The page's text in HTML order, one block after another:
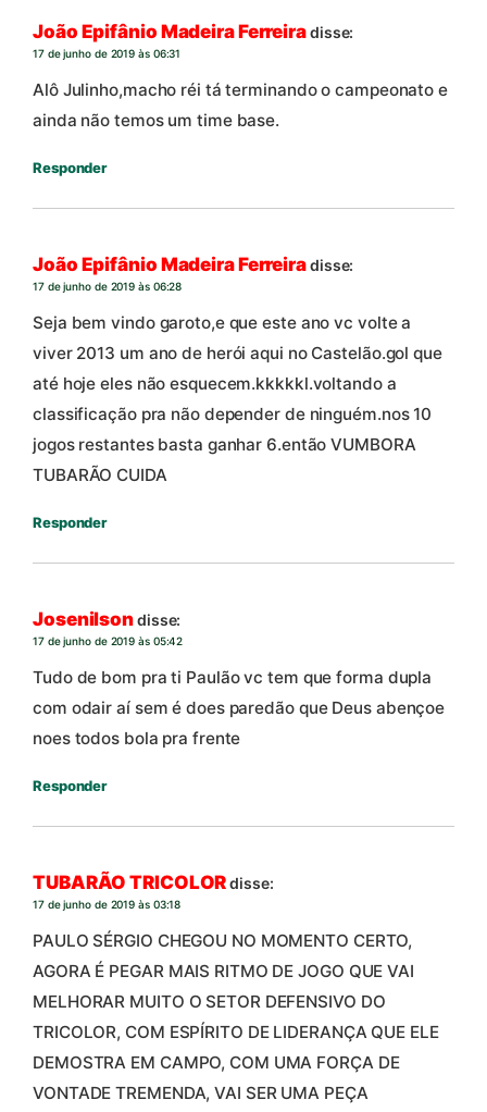
João Epifânio Madeira Ferreiradisse:
17 de junho de 2019 às 06:31
Alô Julinho,macho réi tá terminando o campeonato e
ainda não temos um time base.
Responder
João Epifânio Madeira Ferreiradisse:
17 de junho de 2019 às 06:28
Seja bem vindo garoto,e que este ano vc volte a
viver 2013 um ano de herói aqui no Castelão.gol que
até hoje eles não esquecem.kkkkkl.voltando a
classificação pra não depender de ninguém.nos 10
jogos restantes basta ganhar 6.então VUMBORA
TUBARÃO CUIDA
Responder
Josenilsondisse:
17 de junho de 2019 às 05:42
Tudo de bom pra ti Paulão vc tem que forma dupla
com odair aí sem é does paredão que Deus abençoe
noes todos bola pra frente
Responder
TUBARÃO TRICOLORdisse:
17 de junho de 2019 às 03:18
PAULO SÉRGIO CHEGOU NO MOMENTO CERTO,
AGORA É PEGAR MAIS RITMO DE JOGO QUE VAI
MELHORAR MUITO O SETOR DEFENSIVO DO
TRICOLOR, COM ESPÍRITO DE LIDERANÇA QUE ELE
DEMOSTRA EM CAMPO, COM UMA FORÇA DE
VONTADE TREMENDA, VAI SER UMA PEÇA